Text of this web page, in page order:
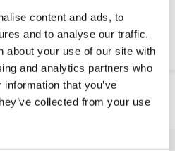
content and ads, to
and to analyse our traffic.
about your use of our site with
and analytics partners who
that you’ve
collected from your use